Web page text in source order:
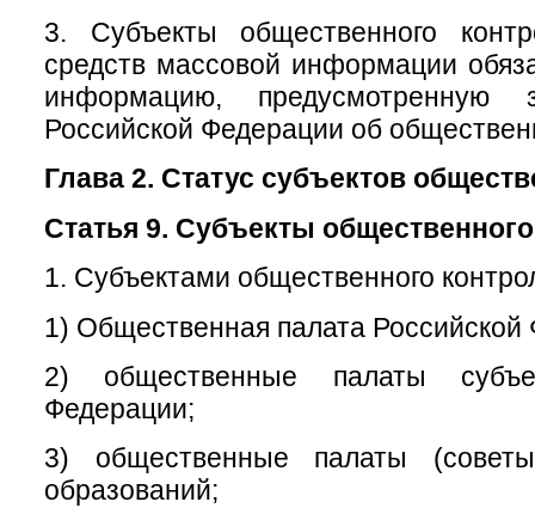
3. Субъекты общественного
средств массовой информации
информацию, предусмотренную
Российской Федерации об
Глава 2. Статус субъектов
Статья 9. Субъекты
1. Субъектами общественного
1) Общественная палата Российской
2) общественные палаты
Федерации;
3) общественные палаты
образований;